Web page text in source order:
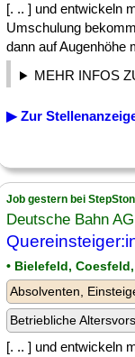
[. .. ] und entwickeln
Umschulung
dann auf Augenhöhe
MEHR INFOS
▶ Zur
Job gestern bei
Deutsche Bahn AG
• Bielefeld,
Absolventen,
Betriebliche
[. .. ] und entwickeln